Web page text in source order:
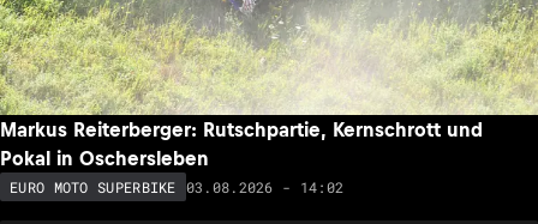
Markus Reiterberger: Rutschpartie, Kernschrott und
Pokal in Oschersleben
EURO MOTO SUPERBIKE 03.08.2026 - 14:02